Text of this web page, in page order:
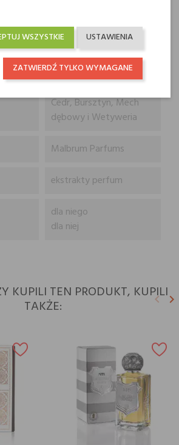
porzeczki i Trufla
Czarny fiołek i Irys
Cedr, Bursztyn, Mech
dębowy i Wetyweria
Malbrum Parfums
ekstrakty perfum
dla niego
dla niej
KUPILI TEN PRODUKT, KUPILI
TAKŻE: keyboard_arrow_leftkeyboard_arrow_right
USTAWIENIA
WSZYSTKIE
ZATWIERDŹ TYLKO WYMAGANE